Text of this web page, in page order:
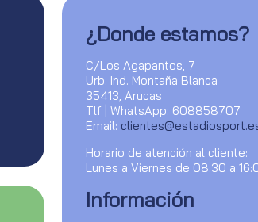
¿Donde estamos?
C/Los Agapantos, 7
Urb. Ind. Montaña Blanca
35413, Arucas
Tlf | WhatsApp: 608858707
Email:
Horario de atención al cliente:
Lunes a Viernes de 08:30 a
Información